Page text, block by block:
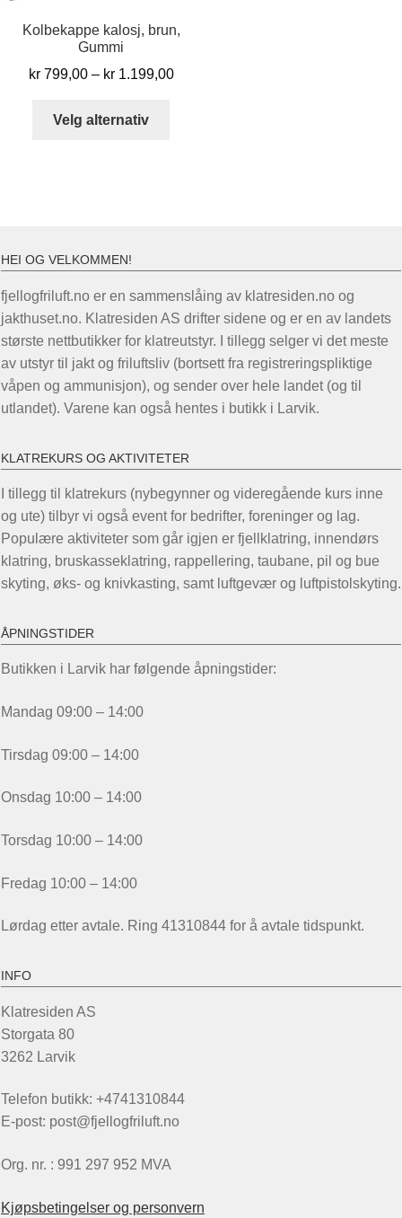
Kolbekappe kalosj, brun,
Gummi
kr799,00 – kr1.199,00Prisområde:
Velg alternativ
velges
på
produktsiden
HEI OG VELKOMMEN!
fjellogfriluft.no er en sammenslåing av klatresiden.no og
jakthuset.no. Klatresiden AS drifter sidene og er en av landets
største nettbutikker for klatreutstyr. I tillegg selger vi det meste
av utstyr til jakt og friluftsliv (bortsett fra registreringspliktige
våpen og ammunisjon), og sender over hele landet (og til
utlandet). Varene kan også hentes i butikk i Larvik.
KLATREKURS OG AKTIVITETER
I tillegg til klatrekurs (nybegynner og videregående kurs inne
og ute) tilbyr vi også event for bedrifter, foreninger og lag.
Populære aktiviteter som går igjen er fjellklatring, innendørs
klatring, bruskasseklatring, rappellering, taubane, pil og bue
skyting, øks- og knivkasting, samt luftgevær og luftpistolskyting.
ÅPNINGSTIDER
Butikken i Larvik har følgende åpningstider:
Mandag 09:00 – 14:00
Tirsdag 09:00 – 14:00
Onsdag 10:00 – 14:00
Torsdag 10:00 – 14:00
Fredag 10:00 – 14:00
Lørdag etter avtale. Ring 41310844 for å avtale tidspunkt.
INFO
Klatresiden AS
Storgata 80
3262 Larvik
Telefon butikk: +4741310844
E-post: post@fjellogfriluft.no
Org. nr. : 991 297 952 MVA
Kjøpsbetingelser og personvern